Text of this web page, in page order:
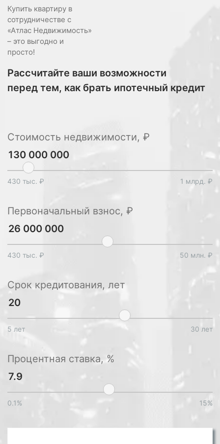
Купить квартиру в
сотрудничестве с
«Атлас Недвижимость»
– это выгодно и
просто!
Рассчитайте ваши возможности
перед тем, как брать ипотечный кредит
Стоимость недвижимости, ₽
430 тыс. ₽ 1 млрд. ₽
Первоначальный взнос, ₽
430 тыс. ₽ 50 млн. ₽
Срок кредитования, лет
5 лет 30 лет
Процентная ставка, %
0.1% 15%